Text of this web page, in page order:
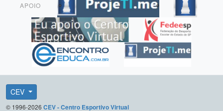
APOIO
CEV
© 1996-2026 CEV - Centro Esportivo Virtual